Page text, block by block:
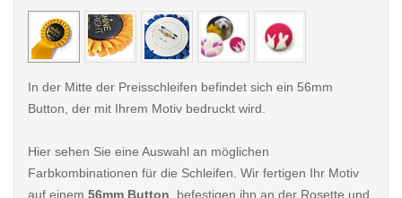
< /picture>
In der Mitte der Preisschleifen befindet sich ein 56mm
Button, der mit Ihrem Motiv bedruckt wird.
Hier sehen Sie eine Auswahl an möglichen
Farbkombinationen für die Schleifen. Wir fertigen Ihr Motiv
auf einem 56mm Button , befestigen ihn an der Rosette und